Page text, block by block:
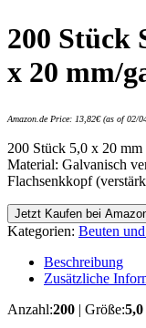
200 Stück
x 20 mm/
Amazon.de Price: 13,82€(as of 02/
200 Stück 5,0 x 20 mm
Material: Galvanisch
Flachsenkkopf
Jetzt Kaufen bei
Kategorien: Beuten
Beschreibung
Zusätzliche
Anzahl:200 | Größe: